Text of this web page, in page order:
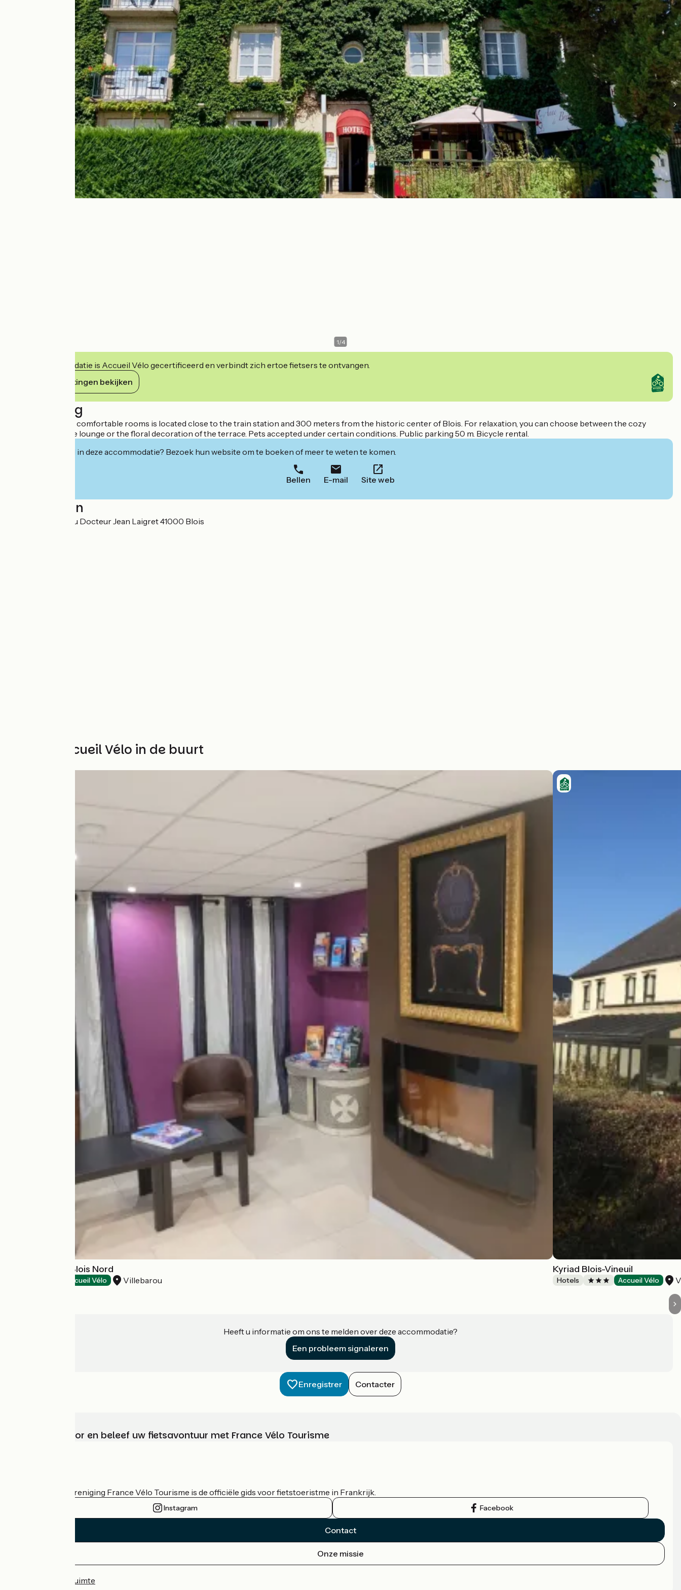
1/4
Deze accommodatie is Accueil Vélo gecertificeerd en verbindt zich ertoe fietsers te ontvangen.
Haar verplichtingen bekijken
Beschrijving
This hotel with 29 comfortable rooms is located close to the train station and 300 meters from the historic center of Blois. For relaxation, you can choose between the cozy
atmosphere of the lounge or the floral decoration of the terrace. Pets accepted under certain conditions. Public parking 50 m. Bicycle rental.
Geïnteresseerd in deze accommodatie? Bezoek hun website om te boeken of meer te weten te komen.
Bellen E-mail Site web
Localisation
SARL 31 avenue du Docteur Jean Laigret 41000 Blois
Andere Accueil Vélo in de buurt
Hôtel Le Cosy Blois Nord
Accueil Vélo Villebarou
Kyriad Blois-Vineuil
Hotels Accueil Vélo
Heeft u informatie om ons te melden over deze accommodatie?
Een probleem signaleren
Enregistrer Contacter
Kies, bereid voor en beleef uw fietsavontuur met France Vélo Tourisme
De nationale vereniging France Vélo Tourisme is de officiële gids voor fietstoeristme in Frankrijk.
Instagram Facebook
Contact
Onze missie
Professionele ruimte